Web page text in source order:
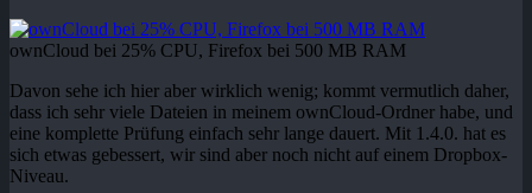
ownCloud bei 25% CPU, Firefox bei 500 MB RAM
Davon sehe ich hier aber wirklich wenig; kommt vermutlich daher,
dass ich sehr viele Dateien in meinem ownCloud-Ordner habe, und
eine komplette Prüfung einfach sehr lange dauert. Mit 1.4.0. hat es
sich etwas gebessert, wir sind aber noch nicht auf einem Dropbox-
Niveau.